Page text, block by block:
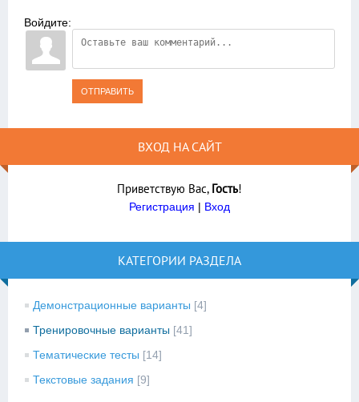
Войдите:
ОТПРАВИТЬ
ВХОД НА САЙТ
Приветствую Вас, Гость!
Регистрация | Вход
КАТЕГОРИИ РАЗДЕЛА
Демонстрационные варианты [4]
Тренировочные варианты [41]
Тематические тесты [14]
Текстовые задания [9]